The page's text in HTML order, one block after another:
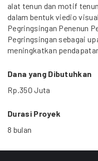
alat tenun dan motif
dalam bentuk viedio
Pegringsingan Penenun
Pegringsingan sebagai
meningkatkan
Dana yang Dibutuhkan
Rp.350 Juta
Durasi Proyek
8 bulan